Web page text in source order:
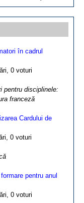
în cadrul
0 voturi
pentru disciplinele:
franceză
Cardului de
0 voturi
pentru anul
0 voturi